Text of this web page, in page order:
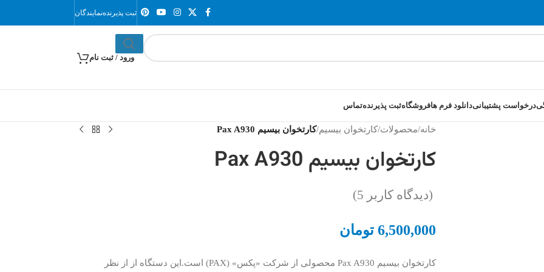
ثبت پذیرندهنمایندگان
ورود / ثبت نام
درخواست پشتیبانیدانلود فرم هافروشگاهثبت پذیرندهتماس
خانه/محصولات/کارتخوان بیسیم/کارتخوان بیسیم Pax A930
کارتخوان بیسیم Pax A930
(دیدگاه کاربر 5
)
6,500,000 تومان
کارتخوان بیسیم Pax A930 محصولی از شرکت «پکس» (PAX) است.این دستگاه از از نظر